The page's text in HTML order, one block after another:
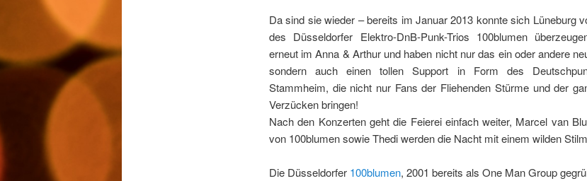
Da sind sie wieder – bereits im Januar 2013 konnte sich Lüneburg
des Düsseldorfer Elektro-DnB-Punk-Trios 100blumen
erneut im Anna & Arthur und haben nicht nur das ein oder andere
sondern auch einen tollen Support in Form des
Stammheim, die nicht nur Fans der Fliehenden Stürme und der
Verzücken bringen!
Nach den Konzerten geht die Feierei einfach weiter, Marcel van
von 100blumen sowie Thedi werden die Nacht mit einem wilden
Die Düsseldorfer 100blumen, 2001 bereits als One Man Group